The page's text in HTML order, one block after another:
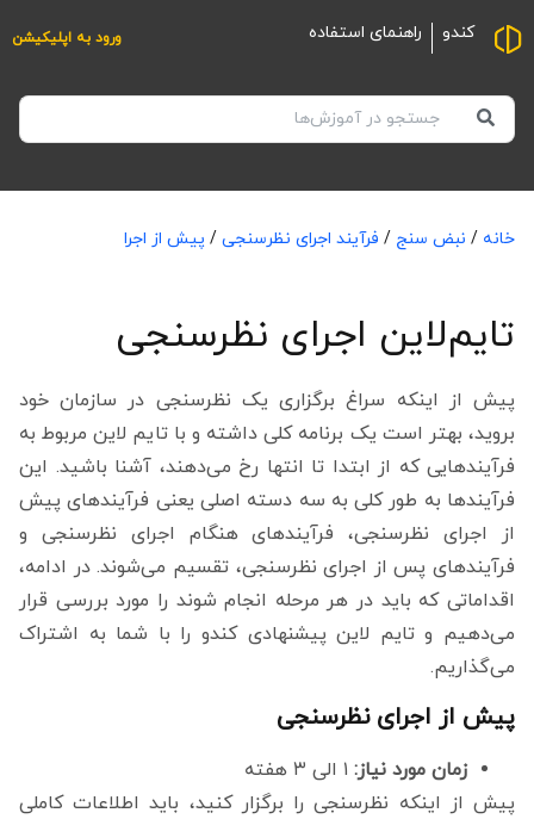
کندو راهنمای استفاده ورود به اپلیکیشن
خانه / نبض سنج / فرآیند اجرای نظرسنجی / پیش از اجرا
تایم‌لاین اجرای نظرسنجی
پیش از اینکه سراغ برگزاری یک نظرسنجی در سازمان خود
بروید، بهتر است یک برنامه کلی داشته و با تایم لاین مربوط به
فرآیندهایی که از ابتدا تا انتها رخ می‌دهند، آشنا باشید. این
فرآیندها به طور کلی به سه دسته اصلی یعنی فرآیندهای پیش
از اجرای نظرسنجی، فرآیندهای هنگام اجرای نظرسنجی و
فرآیندهای پس از اجرای نظرسنجی، تقسیم می‌شوند. در ادامه،
اقداماتی که باید در هر مرحله انجام شوند را مورد بررسی قرار
می‌دهیم و تایم لاین پیشنهادی کندو را با شما به اشتراک
می‌گذاریم.
پیش از اجرای نظرسنجی
زمان مورد نیاز: ۱ الی ۳ هفته
پیش از اینکه نظرسنجی را برگزار کنید، باید اطلاعات کاملی